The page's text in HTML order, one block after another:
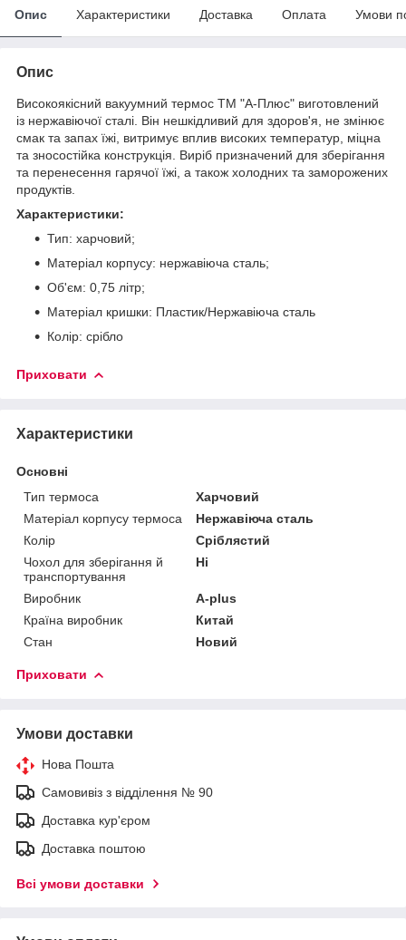
Опис Характеристики Доставка Оплата Умови
Опис
Високоякісний вакуумний термос ТМ "А-Плюс" виготовлений
із нержавіючої сталі. Він нешкідливий для здоров'я, не змінює
смак та запах їжі, витримує вплив високих температур, міцна
та зносостійка конструкція. Виріб призначений для зберігання
та перенесення гарячої їжі, а також холодних та заморожених
продуктів.
Характеристики:
Тип: харчовий;
Матеріал корпусу: нержавіюча сталь;
Об'єм: 0,75 літр;
Матеріал кришки: Пластик/Нержавіюча сталь
Колір: срібло
Приховати
Характеристики
Основні
Тип термоса
Харчовий
Матеріал корпусу термоса
Нержавіюча сталь
Колір
Сріблястий
Чохол для зберігання й
транспортування
Ні
Виробник
A-plus
Країна виробник
Китай
Стан
Новий
Приховати
Умови доставки
Нова Пошта
Самовивіз з відділення № 90
Доставка кур'єром
Доставка поштою
Всі умови доставки